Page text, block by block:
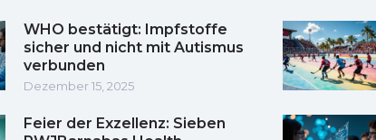
WHO bestätigt: Impfstoffe
sicher und nicht mit Autismus
verbunden
Dezember 15, 2025
Feier der Exzellenz: Sieben